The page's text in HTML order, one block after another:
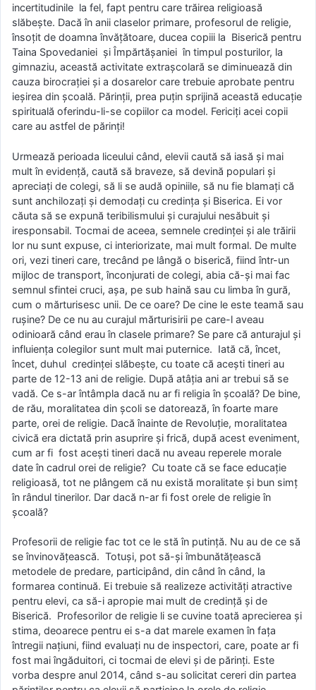
incertitudinile la fel, fapt pentru care trăirea religioasă
slăbește. Dacă în anii claselor primare, profesorul de religie,
însoțit de doamna învățătoare, ducea copiii la Biserică pentru
Taina Spovedaniei și Împărtășaniei în timpul posturilor, la
gimnaziu, această activitate extrașcolară se diminuează din
cauza birocrației și a dosarelor care trebuie aprobate pentru
ieșirea din școală. Părinții, prea puțin sprijină această educație
spirituală oferindu-li-se copiilor ca model. Fericiți acei copii
care au astfel de părinți!
Urmează perioada liceului când, elevii caută să iasă și mai
mult în evidență, caută să braveze, să devină populari și
apreciați de colegi, să li se audă opiniile, să nu fie blamați că
sunt anchilozați și demodați cu credința și Biserica. Ei vor
căuta să se expună teribilismului și curajului nesăbuit și
iresponsabil. Tocmai de aceea, semnele credinței și ale trăirii
lor nu sunt expuse, ci interiorizate, mai mult formal. De multe
ori, vezi tineri care, trecând pe lângă o biserică, fiind într-un
mijloc de transport, înconjurati de colegi, abia că-și mai fac
semnul sfintei cruci, așa, pe sub haină sau cu limba în gură,
cum o mărturisesc unii. De ce oare? De cine le este teamă sau
rușine? De ce nu au curajul mărturisirii pe care-l aveau
odinioară când erau în clasele primare? Se pare că anturajul și
influiența colegilor sunt mult mai puternice. Iată că, încet,
încet, duhul credinței slăbește, cu toate că acești tineri au
parte de 12-13 ani de religie. După atâția ani ar trebui să se
vadă. Ce s-ar întâmpla dacă nu ar fi religia în școală? De bine,
de rău, moralitatea din școli se datorează, în foarte mare
parte, orei de religie. Dacă înainte de Revoluție, moralitatea
civică era dictată prin asuprire și frică, după acest eveniment,
cum ar fi fost acești tineri dacă nu aveau reperele morale
date în cadrul orei de religie? Cu toate că se face educație
religioasă, tot ne plângem că nu există moralitate și bun simț
în rândul tinerilor. Dar dacă n-ar fi fost orele de religie în
școală?
Profesorii de religie fac tot ce le stă în putință. Nu au de ce să
se învinovățească. Totuși, pot să-și îmbunătățească
metodele de predare, participând, din când în când, la
formarea continuă. Ei trebuie să realizeze activități atractive
pentru elevi, ca să-i apropie mai mult de credință și de
Biserică. Profesorilor de religie li se cuvine toată aprecierea și
stima, deoarece pentru ei s-a dat marele examen în fața
întregii națiuni, fiind evaluați nu de inspectori, care, poate ar fi
fost mai îngăduitori, ci tocmai de elevi și de părinți. Este
vorba despre anul 2014, când s-au solicitat cereri din partea